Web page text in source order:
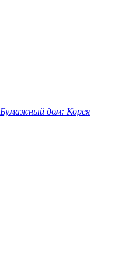
Бумажный дом: Корея